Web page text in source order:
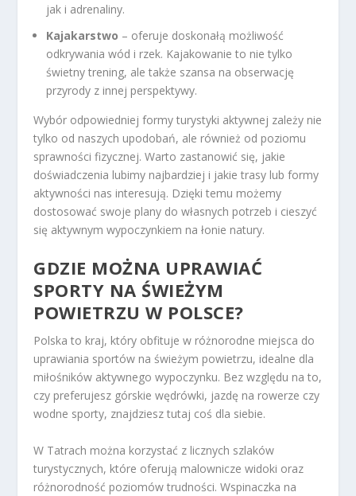
jak i adrenaliny.
Kajakarstwo – oferuje doskonałą możliwość
odkrywania wód i rzek. Kajakowanie to nie tylko
świetny trening, ale także szansa na obserwację
przyrody z innej perspektywy.
Wybór odpowiedniej formy turystyki aktywnej zależy nie
tylko od naszych upodobań, ale również od poziomu
sprawności fizycznej. Warto zastanowić się, jakie
doświadczenia lubimy najbardziej i jakie trasy lub formy
aktywności nas interesują. Dzięki temu możemy
dostosować swoje plany do własnych potrzeb i cieszyć
się aktywnym wypoczynkiem na łonie natury.
GDZIE MOŻNA UPRAWIAĆ
SPORTY NA ŚWIEŻYM
POWIETRZU W POLSCE?
Polska to kraj, który obfituje w różnorodne miejsca do
uprawiania sportów na świeżym powietrzu, idealne dla
miłośników aktywnego wypoczynku. Bez względu na to,
czy preferujesz górskie wędrówki, jazdę na rowerze czy
wodne sporty, znajdziesz tutaj coś dla siebie.
W Tatrach można korzystać z licznych szlaków
turystycznych, które oferują malownicze widoki oraz
różnorodność poziomów trudności. Wspinaczka na